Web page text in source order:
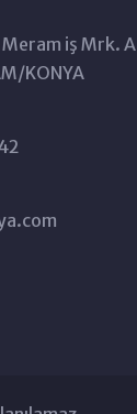
Meram iş Mrk. A
KONYA